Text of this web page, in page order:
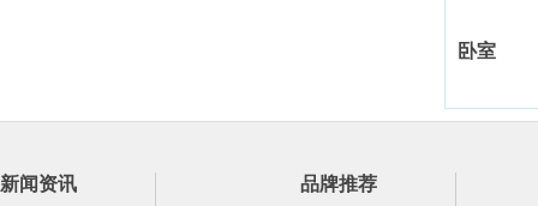
卧室
品牌推荐
新闻资讯